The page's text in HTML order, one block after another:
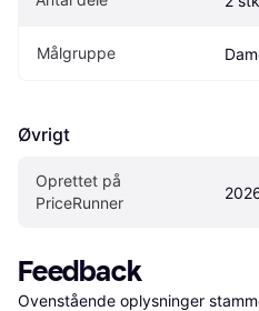
Målgruppe
Øvrigt
Oprettet på
PriceRunner
Feedback
Ovenstående oplysninger